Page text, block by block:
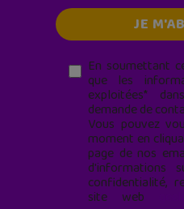
En soumettant
que les
exploitées*
demande de
Vous pouvez
moment en
page de nos
d'informations
confidentialité,
site web